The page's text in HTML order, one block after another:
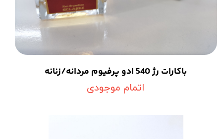
باکارات رژ 540 ادو پرفیوم مردانه/زنانه
اتمام موجودی